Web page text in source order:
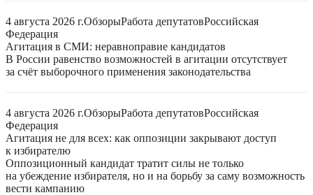
4 августа 2026 г.ОбзорыРабота депутатовРоссийская
Федерация
Агитация в СМИ: неравноправие кандидатов
В России равенство возможностей в агитации отсутствует
за счёт выборочного применения законодательства
4 августа 2026 г.ОбзорыРабота депутатовРоссийская
Федерация
Агитация не для всех: как оппозиции закрывают доступ
к избирателю
Оппозиционный кандидат тратит силы не только
на убеждение избирателя, но и на борьбу за саму возможность
вести кампанию